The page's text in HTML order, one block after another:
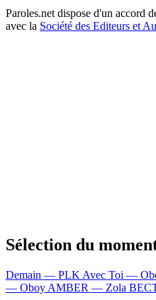
Paroles.net dispose d'un accord
avec la Société des Editeurs et
Sélection du
Demain — PLK Avec Toi —
— Oboy AMBER — Zola